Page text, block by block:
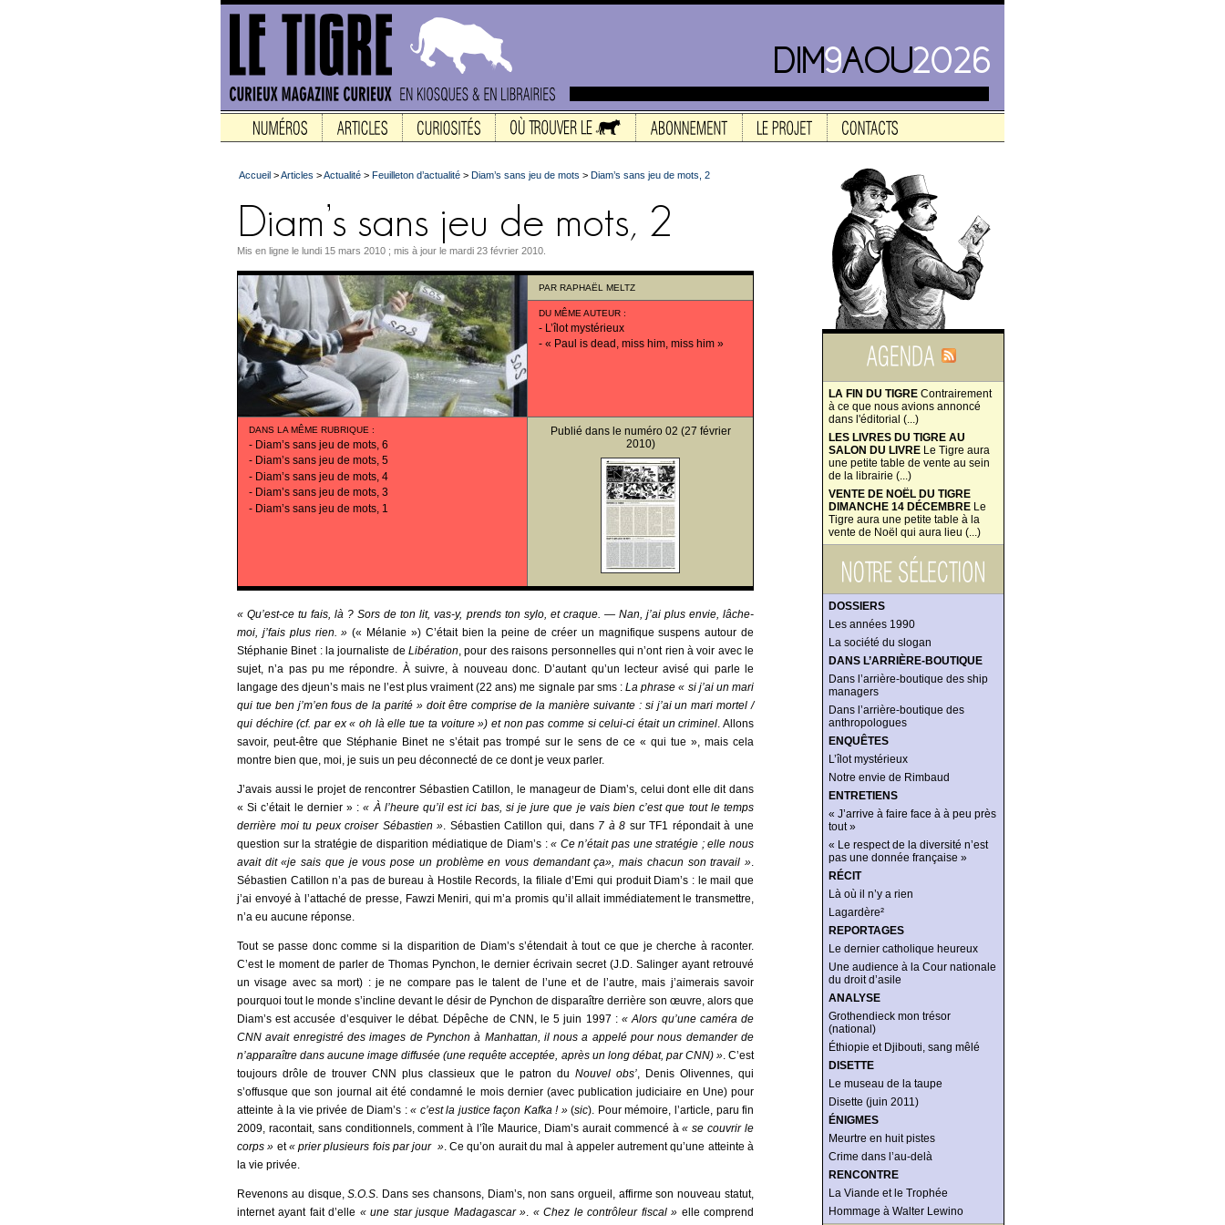
LA FIN DU TIGRE Contrairement
à ce que nous avions annoncé
dans l'éditorial (...)
LES LIVRES DU TIGRE AU
SALON DU LIVRE Le Tigre aura
une petite table de vente au sein
de la librairie (...)
VENTE DE NOËL DU TIGRE
DIMANCHE 14 DÉCEMBRE Le
Tigre aura une petite table à la
vente de Noël qui aura lieu (...)
DOSSIERS
Les années 1990
La société du slogan
DANS L’ARRIÈRE-BOUTIQUE
Dans l’arrière-boutique des ship
managers
Dans l’arrière-boutique des
anthropologues
ENQUÊTES
L’îlot mystérieux
Notre envie de Rimbaud
ENTRETIENS
« J’arrive à faire face à à peu près
tout »
« Le respect de la diversité n’est
pas une donnée française »
RÉCIT
Là où il n’y a rien
Lagardère²
REPORTAGES
Le dernier catholique heureux
Une audience à la Cour nationale
du droit d’asile
ANALYSE
Grothendieck mon trésor
(national)
Éthiopie et Djibouti, sang mêlé
DISETTE
Le museau de la taupe
Disette (juin 2011)
ÉNIGMES
Meurtre en huit pistes
Crime dans l’au-delà
RENCONTRE
La Viande et le Trophée
Hommage à Walter Lewino
Accueil >Articles >Actualité > Feuilleton d’actualité > Diam’s sans jeu de mots > Diam’s sans jeu de mots, 2
Mis en ligne le lundi 15 mars 2010 ; mis à jour le mardi 23 février 2010.
PAR RAPHAËL MELTZ
DU MÊME AUTEUR :
- L’îlot mystérieux
- « Paul is dead, miss him, miss him »
DANS LA MÊME RUBRIQUE :
- Diam’s sans jeu de mots, 6
- Diam’s sans jeu de mots, 5
- Diam’s sans jeu de mots, 4
- Diam’s sans jeu de mots, 3
- Diam’s sans jeu de mots, 1
Publié dans le numéro 02 (27 février
2010)
« Qu’est-ce tu fais, là ? Sors de ton lit, vas-y, prends ton sylo, et craque. — Nan, j’ai plus envie, lâche-
moi, j’fais plus rien. »(« Mélanie ») C’était bien la peine de créer un magnifique suspens autour de
Stéphanie Binet : la journaliste deLibération, pour des raisons personnelles qui n’ont rien à voir avec le
sujet, n’a pas pu me répondre. À suivre, à nouveau donc. D’autant qu’un lecteur avisé qui parle le
langage des djeun’s mais ne l’est plus vraiment (22 ans) me signale par sms :La phrase « si j’ai un mari
qui tue ben j’m’en fous de la parité » doit être comprise de la manière suivante : si j’ai un mari mortel /
qui déchire (cf. par ex « oh là elle tue ta voiture ») et non pas comme si celui-ci était un criminel. Allons
savoir, peut-être que Stéphanie Binet ne s’était pas trompé sur le sens de ce « qui tue », mais cela
montre bien que, moi, je suis un peu déconnecté de ce dont je veux parler.
J’avais aussi le projet de rencontrer Sébastien Catillon, le manageur de Diam’s, celui dont elle dit dans
« Si c’était le dernier » :« À l’heure qu’il est ici bas, si je jure que je vais bien c’est que tout le temps
derrière moi tu peux croiser Sébastien ». Sébastien Catillon qui, dans 7 à 8 sur TF1 répondait à une
question sur la stratégie de disparition médiatique de Diam’s :« Ce n’était pas une stratégie ; elle nous
avait dit «je sais que je vous pose un problème en vous demandant ça», mais chacun son travail ».
Sébastien Catillon n’a pas de bureau à Hostile Records, la filiale d’Emi qui produit Diam’s : le mail que
j’ai envoyé à l’attaché de presse, Fawzi Meniri, qui m’a promis qu’il allait immédiatement le transmettre,
n’a eu aucune réponse.
Tout se passe donc comme si la disparition de Diam’s s’étendait à tout ce que je cherche à raconter.
C’est le moment de parler de Thomas Pynchon, le dernier écrivain secret (J.D. Salinger ayant retrouvé
un visage avec sa mort) : je ne compare pas le talent de l’une et de l’autre, mais j’aimerais savoir
pourquoi tout le monde s’incline devant le désir de Pynchon de disparaître derrière son œuvre, alors que
Diam’s est accusée d’esquiver le débat. Dépêche de CNN, le 5 juin 1997 :« Alors qu’une caméra de
CNN avait enregistré des images de Pynchon à Manhattan, il nous a appelé pour nous demander de
n’apparaître dans aucune image diffusée (une requête acceptée, après un long débat, par CNN) ». C’est
toujours drôle de trouver CNN plus classieux que le patron du Nouvel obs’, Denis Olivennes, qui
s’offusque que son journal ait été condamné le mois dernier (avec publication judiciaire en Une) pour
atteinte à la vie privée de Diam’s :« c’est la justice façon Kafka ! »(sic). Pour mémoire, l’article, paru fin
2009, racontait, sans conditionnels, comment à l’île Maurice, Diam’s aurait commencé à«se couvrir le
corps » et« prier plusieurs fois par jour ». Ce qu’on aurait du mal à appeler autrement qu’une atteinte à
la vie privée.
Revenons au disque,S.O.S. Dans ses chansons, Diam’s, non sans orgueil, affirme son nouveau statut,
internet ayant fait d’elle « une star jusque Madagascar ». « Chez le contrôleur fiscal » elle comprend